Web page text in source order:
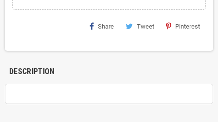
Share Tweet Pinterest
DESCRIPTION